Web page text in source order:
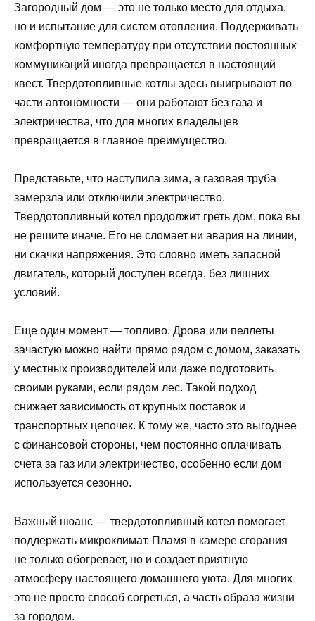
Загородный дом — это не только место для отдыха,
но и испытание для систем отопления. Поддерживать
комфортную температуру при отсутствии постоянных
коммуникаций иногда превращается в настоящий
квест. Твердотопливные котлы здесь выигрывают по
части автономности — они работают без газа и
электричества, что для многих владельцев
превращается в главное преимущество.
Представьте, что наступила зима, а газовая труба
замерзла или отключили электричество.
Твердотопливный котел продолжит греть дом, пока вы
не решите иначе. Его не сломает ни авария на линии,
ни скачки напряжения. Это словно иметь запасной
двигатель, который доступен всегда, без лишних
условий.
Еще один момент — топливо. Дрова или пеллеты
зачастую можно найти прямо рядом с домом, заказать
у местных производителей или даже подготовить
своими руками, если рядом лес. Такой подход
снижает зависимость от крупных поставок и
транспортных цепочек. К тому же, часто это выгоднее
с финансовой стороны, чем постоянно оплачивать
счета за газ или электричество, особенно если дом
используется сезонно.
Важный нюанс — твердотопливный котел помогает
поддержать микроклимат. Пламя в камере сгорания
не только обогревает, но и создает приятную
атмосферу настоящего домашнего уюта. Для многих
это не просто способ согреться, а часть образа жизни
за городом.